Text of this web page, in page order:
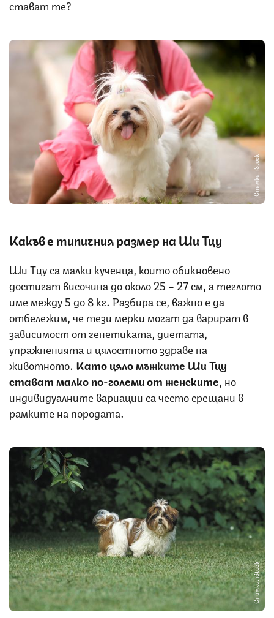
стават те?
Снимка: iStock
Какъв е типичния размер на Ши Тцу
Ши Тцу са малки кученца, които обикновено
достигат височина до около 25 – 27 см, а теглото
име между 5 до 8 кг. Разбира се, важно е да
отбележим, че тези мерки могат да варират в
зависимост от генетиката, диетата,
упражненията и цялостното здраве на
животното. Като цяло мъжките Ши Тцу
стават малко по-големи от женските , но
индивидуалните вариации са често срещани в
рамките на породата.
Снимка: iStock